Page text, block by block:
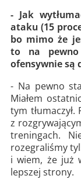
- Jak
ataku (15
bo mimo że
to na
ofensywnie są
- Na pewno
Miałem
tym
z
treningach.
rozegraliśmy
i wiem, że już
lepszej strony.